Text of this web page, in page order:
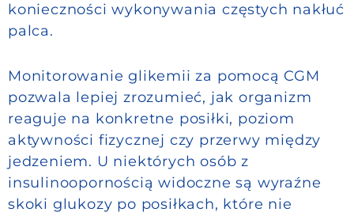
konieczności wykonywania częstych nakłuć
palca.
Monitorowanie glikemii za pomocą CGM
pozwala lepiej zrozumieć, jak organizm
reaguje na konkretne posiłki, poziom
aktywności fizycznej czy przerwy między
jedzeniem. U niektórych osób z
insulinoopornością widoczne są wyraźne
skoki glukozy po posiłkach, które nie